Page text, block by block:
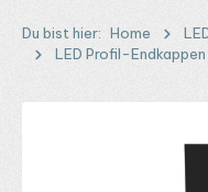
Du bist hier: Home
LED Profil-Endkappen